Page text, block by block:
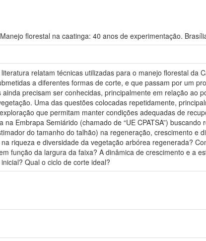
florestal na caatinga: 40 anos de experimentação.
relatam técnicas utilizadas para o manejo florestal da
a diferentes formas de corte, e que passam por um
ainda precisam ser conhecidas, principalmente em relação ao
Uma das questões colocadas repetidamente,
que permitam manter condições adequadas de
na Embrapa Semiárido (chamado de “UE CPATSA”)
do tamanho do talhão) na regeneração, crescimento e
riqueza e diversidade da vegetação arbórea regenerada?
função da largura da faixa? A dinâmica de crescimento e a
Qual o ciclo de corte ideal?